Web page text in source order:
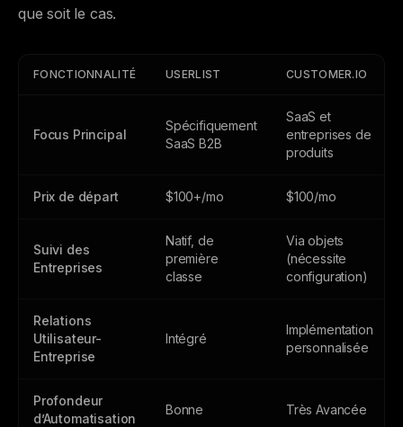
que soit le cas.
FONCTIONNALITÉ USERLIST CUSTOMER.IO
Focus Principal
Spécifiquement
SaaS B2B
SaaS et
entreprises de
produits
Prix de départ $100+/mo $100/mo
Suivi des
Entreprises
Natif, de
première
classe
Via objets
(nécessite
configuration)
Relations
Utilisateur-
Entreprise
Intégré
Implémentation
personnalisée
Profondeur
d’Automatisation
Bonne Très Avancée